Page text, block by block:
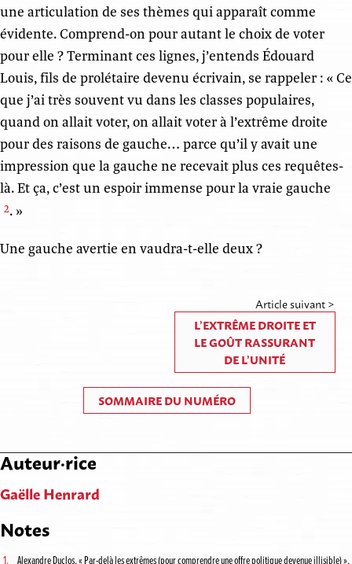
une articulation de ses thèmes qui apparaît comme
évidente. Comprend-on pour autant le choix de voter
pour elle ? Terminant ces lignes, j’entends Édouard
Louis, fils de prolétaire devenu écrivain, se rappeler : « Ce
que j’ai très souvent vu dans les classes populaires,
quand on allait voter, on allait voter à l’extrême droite
pour des raisons de gauche… parce qu’il y avait une
impression que la gauche ne recevait plus ces requêtes-
là. Et ça, c’est un espoir immense pour la vraie gauche
2. »
Une gauche avertie en vaudra-t-elle deux ?
Article suivant >
L’EXTRÊME DROITE ET
LE GOÛT RASSURANT
DE L’UNITÉ
SOMMAIRE DU NUMÉRO
Auteur·rice
Gaëlle Henrard
Notes
1. Alexandre Duclos, « Par-delà les extrêmes (pour comprendre une offre politique devenue illisible) »,